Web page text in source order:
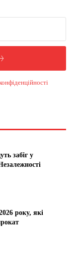
забіг у
року, які